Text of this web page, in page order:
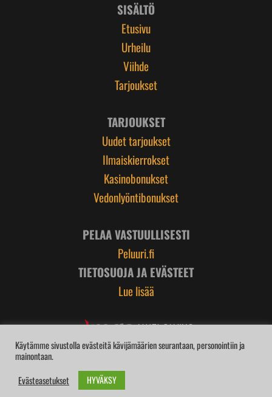
SISÄLTÖ
Etusivu
Urheilu
Viihde
Tarjoukset
TARJOUKSET
Uudet tarjoukset
Ilmaiskierrokset
Kasinobonukset
Vedonlyöntibonukset
PELAA VASTUULLISESTI
Peluuri.fi
TIETOSUOJA JA EVÄSTEET
Lue lisää
BROIDI.com | © 2026
Käytämme sivustolla evästeitä kävijämäärien seurantaan, personointiin ja
mainontaan.
Evästeasetukset
HYVÄKSY